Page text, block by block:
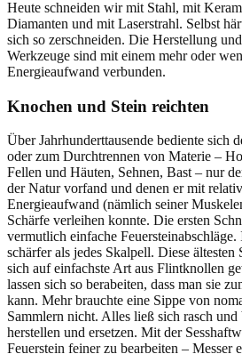
Heute schneiden wir mit Stahl, mit
Diamanten und mit Laserstrahl. Selbst
sich so zerschneiden. Die Herstellung
Werkzeuge sind mit einem mehr oder
Energieaufwand verbunden.
Knochen und Stein reichten
Über Jahrhunderttausende bediente sich
oder zum Durchtrennen von Materie –
Fellen und Häuten, Sehnen, Bast – nur
der Natur vorfand und denen er mit
Energieaufwand (nämlich seiner
Schärfe verleihen konnte. Die ersten
vermutlich einfache
schärfer als jedes Skalpell. Diese ältesten
sich auf einfachste Art aus Flintknollen
lassen sich so berabeiten, dass man sie
kann. Mehr brauchte eine Sippe von
Sammlern nicht. Alles ließ sich rasch
herstellen und ersetzen. Mit der
Feuerstein feiner zu bearbeiten – Messer